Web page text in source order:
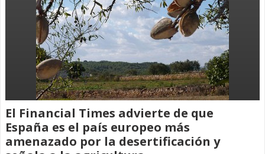
El Financial Times advierte de que
España es el país europeo más
amenazado por la desertificación y